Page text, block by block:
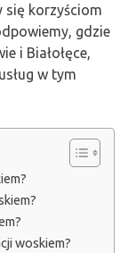
się korzyściom
gdzie
i Białołęce,
w tym
woskiem?